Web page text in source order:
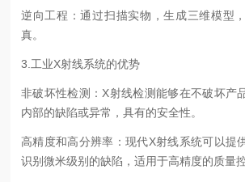
逆向工程：通过扫描实物，生成三维模型
真。
3.工业X射线系统的优势
非破坏性检测：X射线检测能够在不破坏产
内部的缺陷或异常，具有的安全性。
高精度和高分辨率：现代X射线系统可以提
识别微米级别的缺陷，适用于高精度的质量